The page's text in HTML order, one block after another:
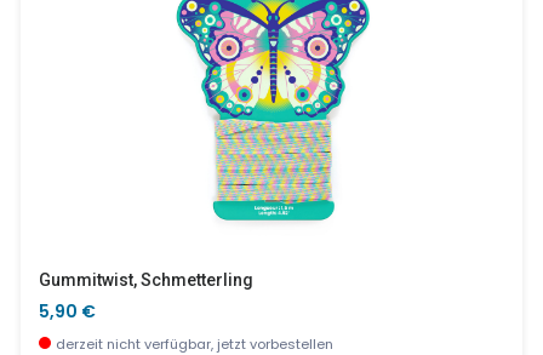
Gummitwist, Schmetterling
5,90 €
derzeit nicht verfügbar, jetzt vorbestellen